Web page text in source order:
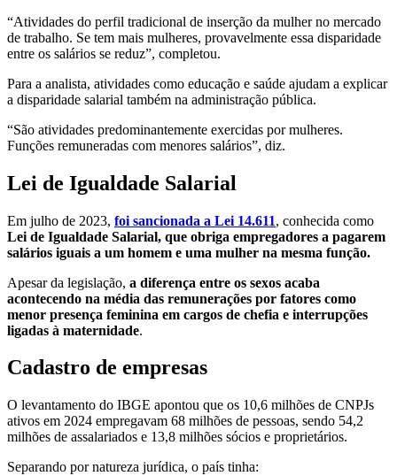
“Atividades do perfil tradicional de inserção da mulher no mercado
de trabalho. Se tem mais mulheres, provavelmente essa disparidade
entre os salários se reduz”, completou.
Para a analista, atividades como educação e saúde ajudam a explicar
a disparidade salarial também na administração pública.
“São atividades predominantemente exercidas por mulheres.
Funções remuneradas com menores salários”, diz.
Lei de Igualdade Salarial
Em julho de 2023, foi sancionada a Lei 14.611, conhecida como
Lei de Igualdade Salarial, que obriga empregadores a pagarem
salários iguais a um homem e uma mulher na mesma função.
Apesar da legislação, a diferença entre os sexos acaba
acontecendo na média das remunerações por fatores como
menor presença feminina em cargos de chefia e interrupções
ligadas à maternidade.
Cadastro de empresas
O levantamento do IBGE apontou que os 10,6 milhões de CNPJs
ativos em 2024 empregavam 68 milhões de pessoas, sendo 54,2
milhões de assalariados e 13,8 milhões sócios e proprietários.
Separando por natureza jurídica, o país tinha: